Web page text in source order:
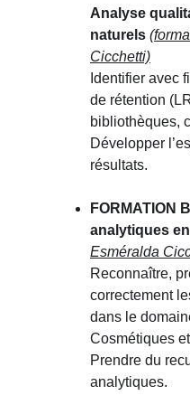
Analyse
naturels
Cicchetti)
Identifier avec
de rétention
bibliothèques,
Développer
résultats.
FORMATION
analytiques
Esméralda
Reconnaître,
correctement
dans le
Cosmétiques
Prendre du
analytiques.